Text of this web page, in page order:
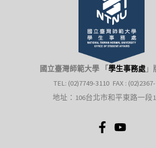
國立臺灣師範大學 「 學生事務處 」
TEL: (02)7749-3110 FAX :
地址：106台北市和平東路一段